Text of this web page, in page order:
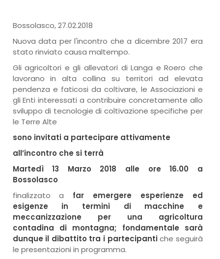
Bossolasco, 27.02.2018
Nuova data per l'incontro che a dicembre 2017 era
stato rinviato causa maltempo.
Gli agricoltori e gli allevatori di Langa e Roero che
lavorano in alta collina su territori ad elevata
pendenza e faticosi da coltivare, le Associazioni e
gli Enti interessati a contribuire concretamente allo
sviluppo di tecnologie di coltivazione specifiche per
le Terre Alte
sono invitati a partecipare attivamente
all’incontro che si terrà
Martedì 13 Marzo 2018 alle ore 16.00 a
Bossolasco
finalizzato a far emergere esperienze ed
esigenze in termini di macchine e
meccanizzazione per una agricoltura
contadina di montagna; fondamentale sarà
dunque il dibattito tra i partecipantiche seguirà
le presentazioni in programma.